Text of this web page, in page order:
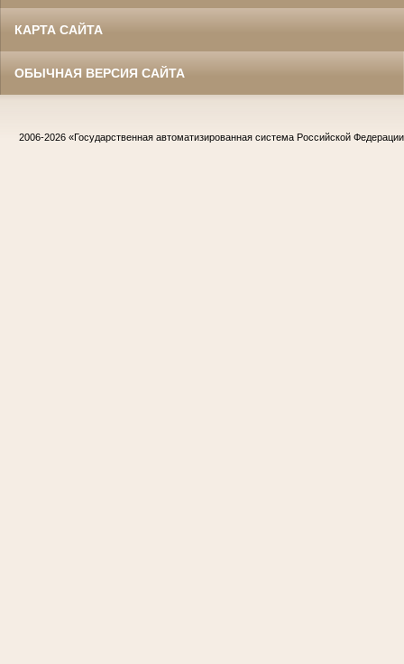
КАРТА САЙТА
ОБЫЧНАЯ ВЕРСИЯ САЙТА
2006-2026 «Государственная автоматизированная система Российской